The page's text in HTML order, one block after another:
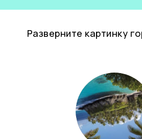
Разверните картинку